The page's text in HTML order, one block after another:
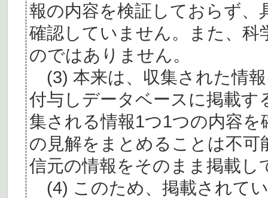
報の内容を検証しておらず、
確認していません。また、
のではありません。
(3) 本来は、収集された情
付与しデータベースに掲載
集される情報1つ1つの内容
の見解をまとめることは不
信元の情報をそのまま掲載し
(4) このため、掲載されて